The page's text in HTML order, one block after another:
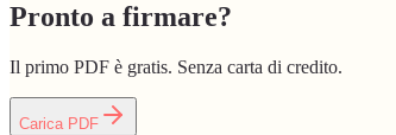
Pronto a firmare?
Il primo PDF è gratis. Senza carta di credito.
Carica PDF